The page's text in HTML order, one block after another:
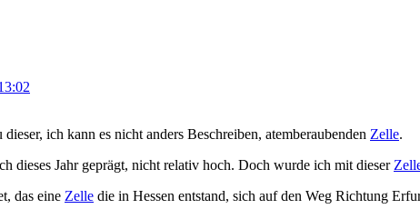
ich kann es nicht anders Beschreiben, atemberaubenden Zelle.
dieses Jahr geprägt, nicht relativ hoch. Doch wurde ich mit dieser
das eine Zelle die in Hessen entstand, sich auf den Weg Richtung